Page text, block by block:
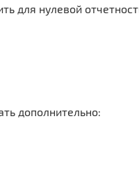
для нулевой
дополнительно: